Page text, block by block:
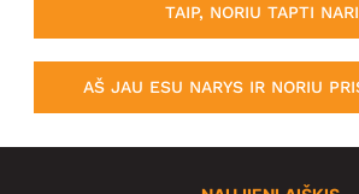
TAIP, NORIU TAPTI
AŠ JAU ESU NARYS IR NORIU